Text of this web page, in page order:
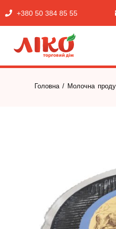
+380 50 384 85 55
Головна / Молочна